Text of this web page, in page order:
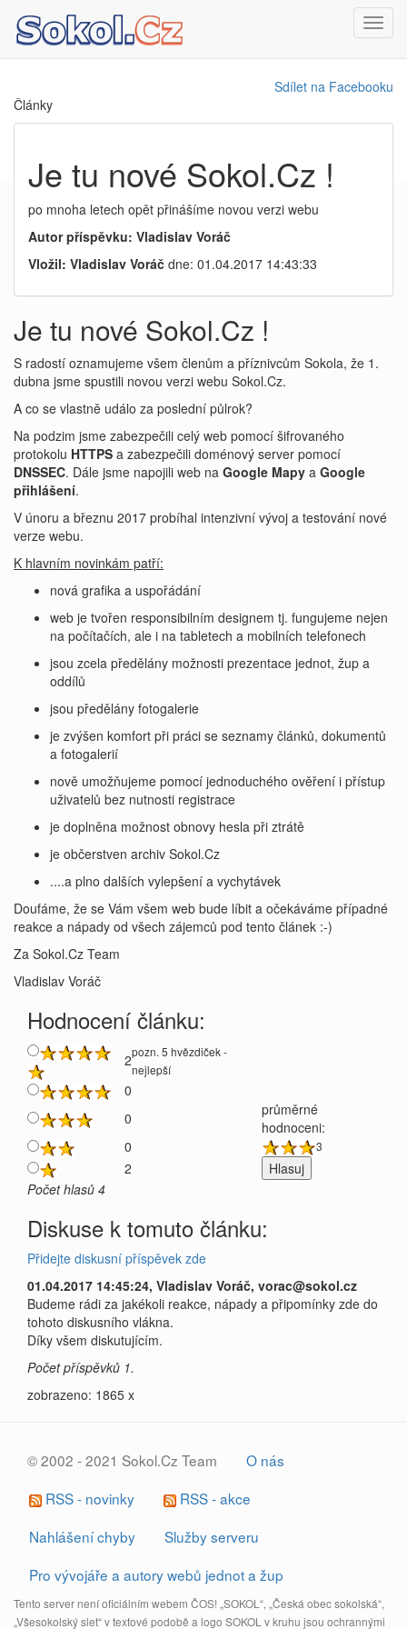
Sdílet na Facebooku
Články
Je tu nové Sokol.Cz !
po mnoha letech opět přinášíme novou verzi webu
Autor příspěvku: Vladislav Voráč
Vložil: Vladislav Voráč dne: 01.04.2017 14:43:33
Je tu nové Sokol.Cz !
S radostí oznamujeme všem členům a příznivcům Sokola, že 1.
dubna jsme spustili novou verzi webu Sokol.Cz.
A co se vlastně událo za poslední půlrok?
Na podzim jsme zabezpečili celý web pomocí šifrovaného
protokolu HTTPS a zabezpečili doménový server pomocí
DNSSEC. Dále jsme napojili web na Google Mapy a Google
přihlášení.
V únoru a březnu 2017 probíhal intenzivní vývoj a testování nové
verze webu.
K hlavním novinkám patří:
nová grafika a uspořádání
web je tvořen responsibilním designem tj. fungujeme nejen
na počítačích, ale i na tabletech a mobilních telefonech
jsou zcela předělány možnosti prezentace jednot, žup a
oddílů
jsou předělány fotogalerie
je zvýšen komfort při práci se seznamy článků, dokumentů
a fotogalerií
nově umožňujeme pomocí jednoduchého ověření i přístup
uživatelů bez nutnosti registrace
je doplněna možnost obnovy hesla při ztrátě
je občerstven archiv Sokol.Cz
....a plno dalších vylepšení a vychytávek
Doufáme, že se Vám všem web bude líbit a očekáváme případné
reakce a nápady od všech zájemců pod tento článek :-)
Za Sokol.Cz Team
Vladislav Voráč
Hodnocení článku:
2pozn. 5 hvězdiček -
nejlepší
0
0
průměrné
hodnoceni:
0
3
2
Počet hlasů 4
Diskuse k tomuto článku:
Přidejte diskusní příspěvek zde
01.04.2017 14:45:24, Vladislav Voráč, vorac@sokol.cz
Budeme rádi za jakékoli reakce, nápady a připomínky zde do
tohoto diskusního vlákna.
Díky všem diskutujícím.
Počet příspěvků 1.
zobrazeno: 1865 x
© 2002 - 2021 Sokol.Cz Team
O nás
RSS - novinky
RSS - akce
Nahlášení chyby
Služby serveru
Pro vývojáře a autory webů jednot a žup
Tento server není oficiálním webem ČOS! „SOKOL“, „Česká obec sokolská“,
„Všesokolský slet“ v textové podobě a logo SOKOL v kruhu jsou ochrannými